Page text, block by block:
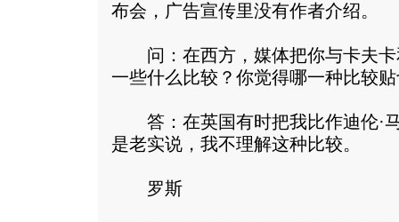
布会，广告宣传里没有作者介绍。
问：在西方，媒体把你与卡夫卡
一些什么比较？你觉得哪一种比较
答：在英国有时把我比作迪伦·
是老实说，我不理解这种比较。
罗斯